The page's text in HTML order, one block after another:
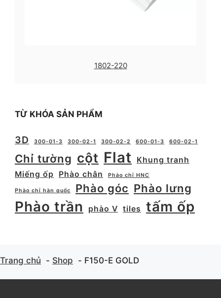
1802-220
TỪ KHÓA SẢN PHẨM
3D 300-01-3 300-02-1 300-02-2 600-01-3 600-02-1
Chỉ tường cột Flat
Khung tranh
Miếng ốp
Phào chân Phào chỉ HNC
Phào chỉ hàn quốc Phào góc Phào lưng
Phào trần phào V tiles tấm ốp
Trang chủ Shop F150-E GOLD